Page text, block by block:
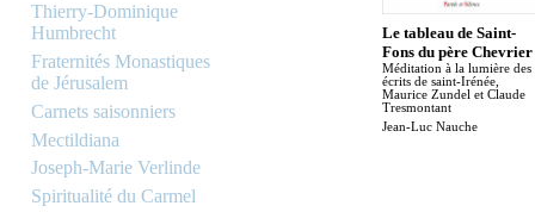
Thierry-Dominique
Humbrecht
Fraternités Monastiques
de Jérusalem
Carnets saisonniers
Mectildiana
Joseph-Marie Verlinde
Spiritualité du Carmel
Le tableau de Saint-
Fons du père Chevrier
Méditation à la lumière des
écrits de saint-Irénée,
Maurice Zundel et Claude
Tresmontant
Jean-Luc Nauche